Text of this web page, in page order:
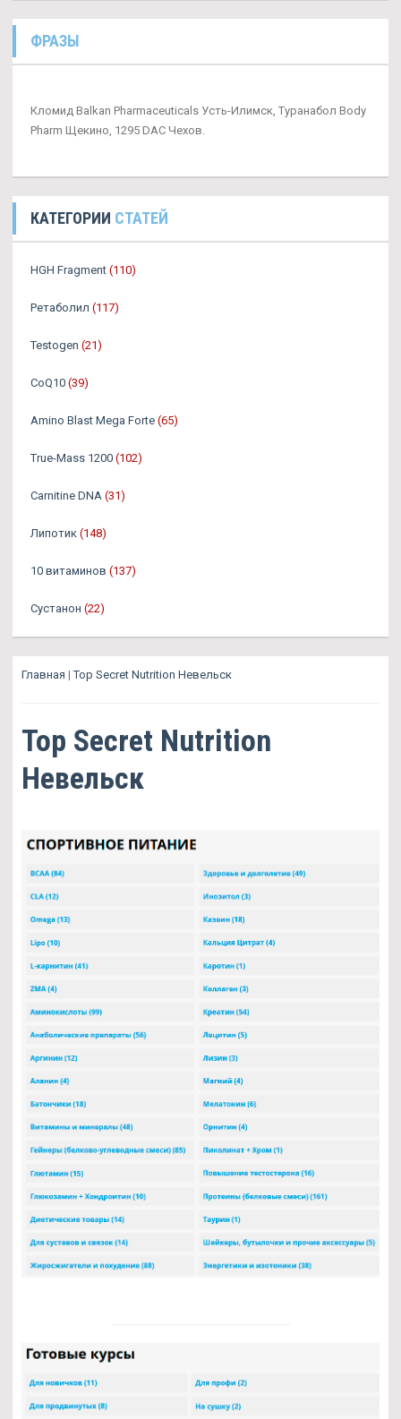
ФРАЗЫ
Кломид Balkan Pharmaceuticals Усть-Илимск, Туранабол Body
Pharm Щекино, 1295 DAC Чехов.
КАТЕГОРИИ СТАТЕЙ
HGH Fragment (110)
Ретаболил (117)
Testogen (21)
CoQ10 (39)
Amino Blast Mega Forte (65)
True-Mass 1200 (102)
Carnitine DNA (31)
Липотик (148)
10 витаминов (137)
Сустанон (22)
Главная |Top Secret Nutrition Невельск
Top Secret Nutrition
Невельск